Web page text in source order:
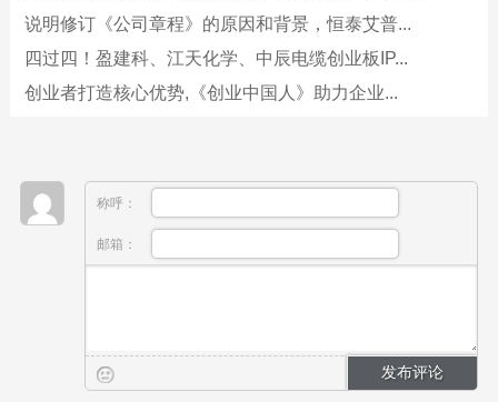
说明修订《公司章程》的原因和背景，恒泰艾普...
四过四！盈建科、江天化学、中辰电缆创业板IP...
创业者打造核心优势,《创业中国人》助力企业...
称呼：
邮箱：